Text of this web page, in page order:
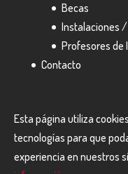
Becas
Instalaciones
Profesores de
Contacto
Diseñado porBCN
Esta página utiliza
tecnologías para que
experiencia en nuestros